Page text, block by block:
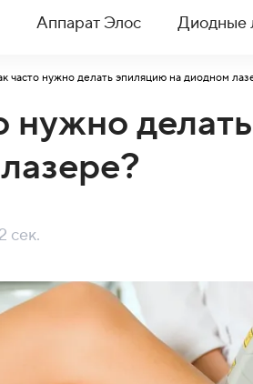
Аппарат Элос Диодные
часто нужно делать эпиляцию на диодном
нужно
сек.